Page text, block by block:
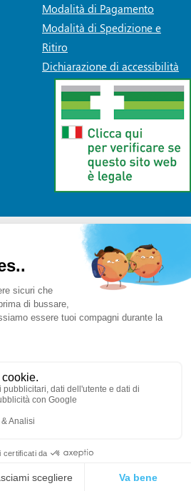
Modalità di Pagamento
Modalità di Spedizione e
Ritiro
Dichiarazione di accessibilità
- via Pacini 30 20131 Milano (Milano)
Tel.: 022663818| P.Iva:
| Numero R.E.A.:
Web Design